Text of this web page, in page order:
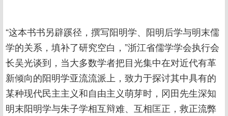
“这本书书另辟蹊径，撰写阳明学、阳明后学与明末儒
学的关系，填补了研究空白，”浙江省儒学学会执行会
长吴光谈到，当大多数学者把目光集中在对近代有革
新倾向的阳明学亚流流派上，致力于探讨其中具有的
某种现代民主主义和自由主义萌芽时，冈田先生深知
明末阳明学与朱子学相互辩难、互相匡正，救正流弊